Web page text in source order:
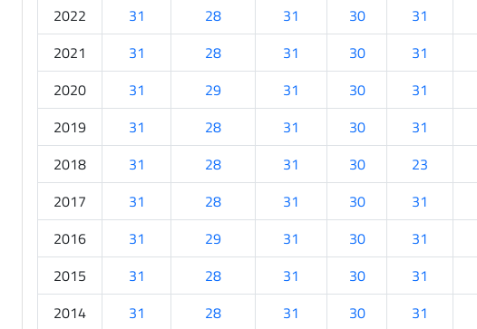
2022
31 28 31 30 31
2021
31 28 31 30 31
2020
31 29 31 30 31
2019
31 28 31 30 31
2018
31 28 31 30 23
2017
31 28 31 30 31
2016
31 29 31 30 31
2015
31 28 31 30 31
2014
31 28 31 30 31